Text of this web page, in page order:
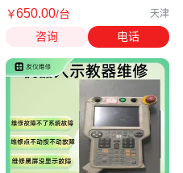
￥650.00/台 天津
咨询 电话